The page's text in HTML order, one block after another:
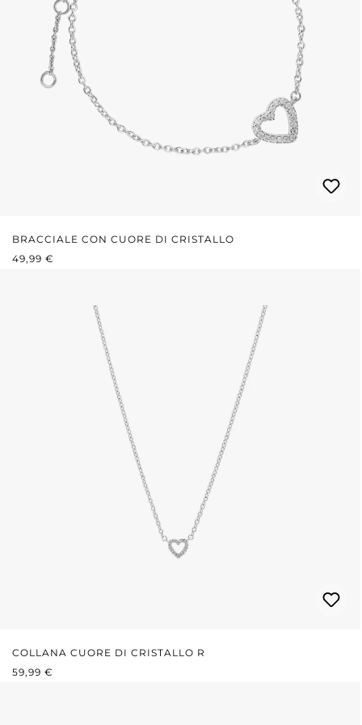
BRACCIALE CON CUORE DI CRISTALLO
PREZZO NORMALE:
49,99 €
COLLANA CUORE DI CRISTALLO R
PREZZO NORMALE:
59,99 €